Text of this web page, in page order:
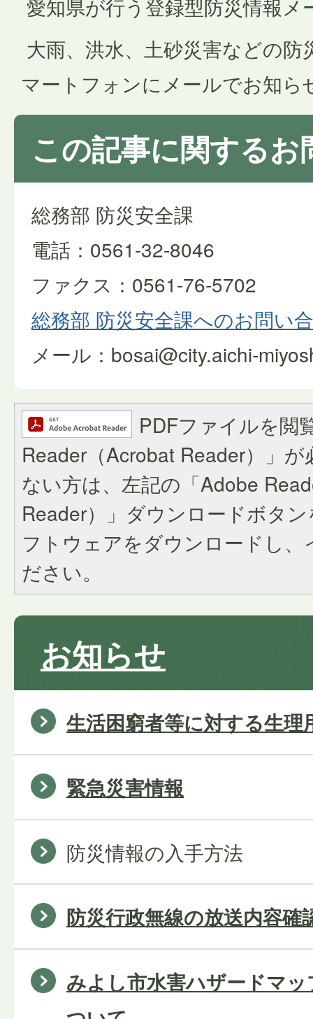
愛知県が行う登録型防災情報メ
大雨、洪水、土砂災害などの防
マートフォンにメールでお知ら
この記事に関するお
総務部 防災安全課
電話：0561-32-8046
ファクス：0561-76-5702
総務部 防災安全課へのお問い
メール：bosai@city.aichi-
PDFファイルを閲
Reader（Acrobat Reader）」
ない方は、左記の「Adobe
Reader）」ダウンロードボタ
フトウェアをダウンロードし
ださい。
お知らせ
生活困窮者等に対する生理
緊急災害情報
防災情報の入手方法
防災行政無線の放送内容確
みよし市水害ハザードマ